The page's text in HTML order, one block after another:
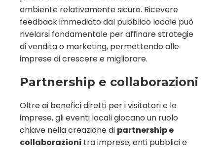
ambiente relativamente sicuro. Ricevere
feedback immediato dal pubblico locale può
rivelarsi fondamentale per affinare strategie
di vendita o marketing, permettendo alle
imprese di crescere e migliorare.
Partnership e collaborazioni
Oltre ai benefici diretti per i visitatori e le
imprese, gli eventi locali giocano un ruolo
chiave nella creazione di partnership e
collaborazioni tra imprese, enti pubblici e